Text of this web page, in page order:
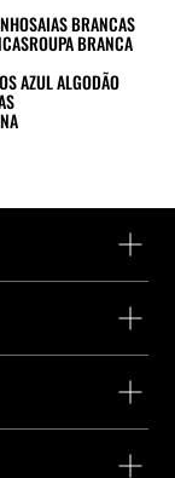
SAIAS BRANCAS
ROUPA BRANCA
AZUL ALGODÃO